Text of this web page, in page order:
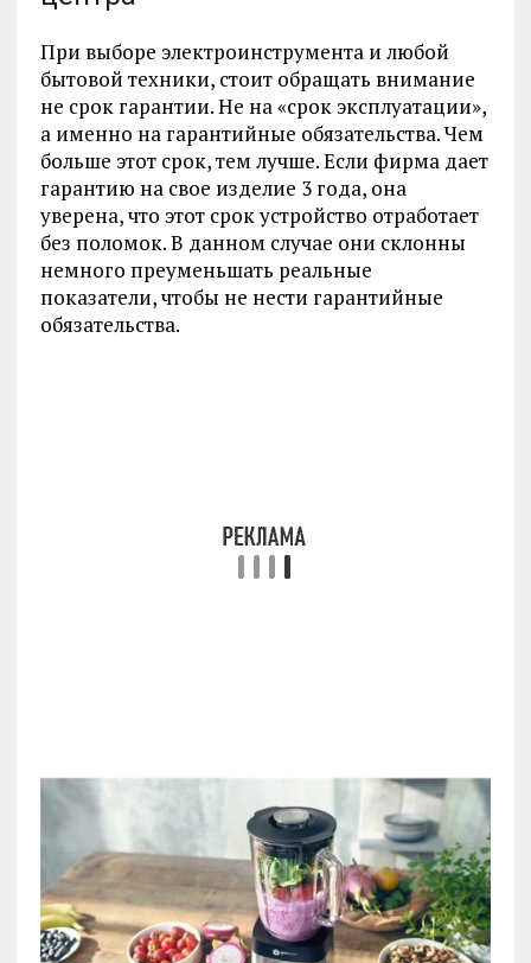
При выборе электроинструмента и любой
бытовой техники, стоит обращать внимание
не срок гарантии. Не на «срок эксплуатации»,
а именно на гарантийные обязательства. Чем
больше этот срок, тем лучше. Если фирма дает
гарантию на свое изделие 3 года, она
уверена, что этот срок устройство отработает
без поломок. В данном случае они склонны
немного преуменьшать реальные
показатели, чтобы не нести гарантийные
обязательства.